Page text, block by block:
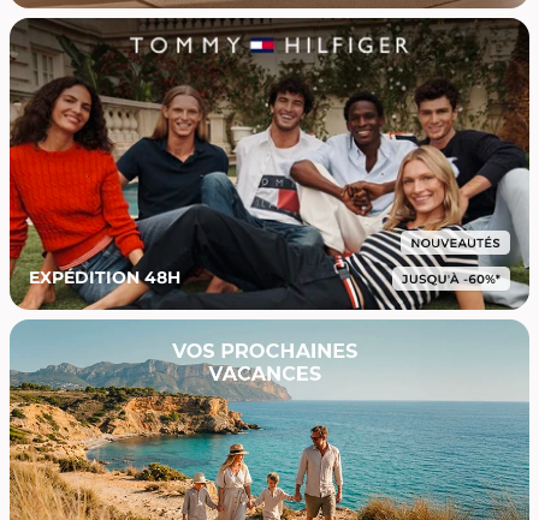
EXPÉDITION 48H